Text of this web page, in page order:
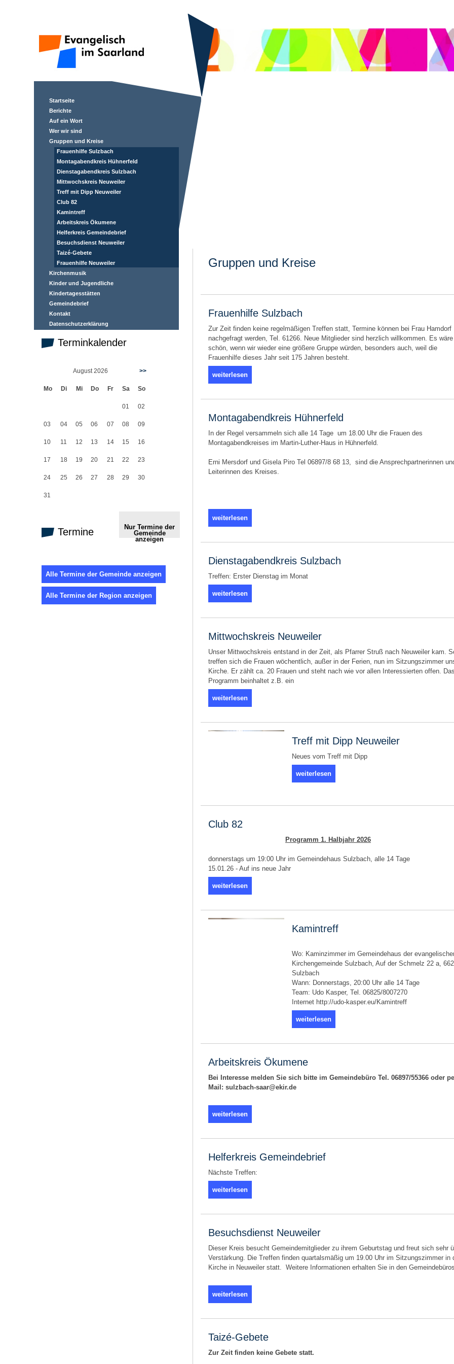
Startseite
Berichte
Auf ein Wort
Wer wir sind
Gruppen und Kreise
Frauenhilfe Sulzbach
Montagabendkreis Hühnerfeld
Dienstagabendkreis Sulzbach
Mittwochskreis Neuweiler
Treff mit Dipp Neuweiler
Club 82
Kamintreff
Arbeitskreis Ökumene
Helferkreis Gemeindebrief
Besuchsdienst Neuweiler
Taizé-Gebete
Frauenhilfe Neuweiler
Kirchenmusik
Kinder und Jugendliche
Kindertagesstätten
Gemeindebrief
Kontakt
Datenschutzerklärung
Terminkalender
August 2026 >>
Mo Di Mi Do Fr Sa So
01 02
03 04 05 06 07 08 09
10 11 12 13 14 15 16
17 18 19 20 21 22 23
24 25 26 27 28 29 30
31
Termine
Nur Termine der
Gemeinde
anzeigen
Alle Termine der Gemeinde anzeigen
Alle Termine der Region anzeigen
Gruppen und Kreise
Frauenhilfe Sulzbach
Zur Zeit finden keine regelmäßigen Treffen statt, Termine können bei Frau Hamdorf
nachgefragt werden, Tel. 61266. Neue Mitglieder sind herzlich willkommen. Es wäre
schön, wenn wir wieder eine größere Gruppe würden, besonders auch, weil die
Frauenhilfe dieses Jahr seit 175 Jahren besteht.
weiterlesen
Montagabendkreis Hühnerfeld
In der Regel versammeln sich alle 14 Tage um 18.00 Uhr die Frauen des
Montagabendkreises im Martin-Luther-Haus in Hühnerfeld.
Erni Mersdorf und Gisela Piro Tel 06897/8 68 13, sind die Ansprechpartnerinnen
Leiterinnen des Kreises.
weiterlesen
Dienstagabendkreis Sulzbach
Treffen: Erster Dienstag im Monat
weiterlesen
Mittwochskreis Neuweiler
Unser Mittwochskreis entstand in der Zeit, als Pfarrer Struß nach Neuweiler kam.
treffen sich die Frauen wöchentlich, außer in der Ferien, nun im Sitzungszimmer
Kirche. Er zählt ca. 20 Frauen und steht nach wie vor allen Interessierten offen. Das
Programm beinhaltet z.B. ein
weiterlesen
Treff mit Dipp Neuweiler
Neues vom Treff mit Dipp
weiterlesen
Club 82
Programm 1. Halbjahr 2026
donnerstags um 19:00 Uhr im Gemeindehaus Sulzbach, alle 14 Tage
15.01.26 - Auf ins neue Jahr
weiterlesen
Kamintreff
Wo: Kaminzimmer im Gemeindehaus der
Kirchengemeinde Sulzbach, Auf der Schmelz 22 a,
Sulzbach
Wann: Donnerstags, 20:00 Uhr alle 14 Tage
Team: Udo Kasper, Tel. 06825/8007270
Internet http://udo-kasper.eu/Kamintreff
weiterlesen
Arbeitskreis Ökumene
Bei Interesse melden Sie sich bitte im Gemeindebüro Tel. 06897/55366 oder
Mail: sulzbach-saar@ekir.de
weiterlesen
Helferkreis Gemeindebrief
Nächste Treffen:
weiterlesen
Besuchsdienst Neuweiler
Dieser Kreis besucht Gemeindemitglieder zu ihrem Geburtstag und freut sich sehr
Verstärkung. Die Treffen finden quartalsmäßig um 19.00 Uhr im Sitzungszimmer in
Kirche in Neuweiler statt. Weitere Informationen erhalten Sie in den Gemeindebüros.
weiterlesen
Taizé-Gebete
Zur Zeit finden keine Gebete statt.